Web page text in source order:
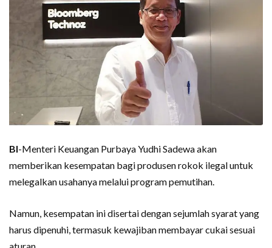
BI-Menteri Keuangan Purbaya Yudhi Sadewa akan
memberikan kesempatan bagi produsen rokok ilegal untuk
melegalkan usahanya melalui program pemutihan.
Namun, kesempatan ini disertai dengan sejumlah syarat yang
harus dipenuhi, termasuk kewajiban membayar cukai sesuai